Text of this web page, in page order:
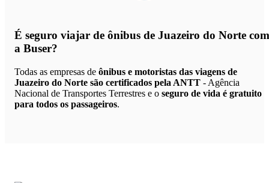
É seguro viajar de ônibus de Juazeiro do Norte com
a Buser?
Todas as empresas de ônibus e motoristas das viagens de
Juazeiro do Norte são certificados pela ANTT - Agência
Nacional de Transportes Terrestres e o seguro de vida é gratuito
para todos os passageiros.